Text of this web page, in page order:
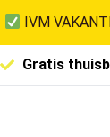
IVM
Gratis